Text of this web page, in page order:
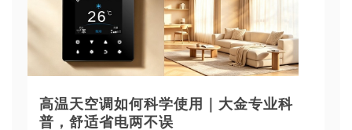
高温天空调如何科学使用｜大金专业科
普，舒适省电两不误